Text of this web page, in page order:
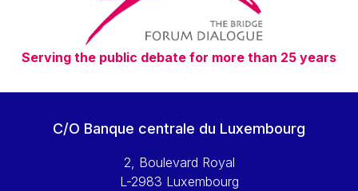
Vassilios Skouris
Vítor Manuel da Silva Caldeira
Viviane Reding
Walter Hagg
Wolfgang Ketterle
Serving the public debate for more than 25 years
C/O Banque centrale du Luxembourg
2, Boulevard Royal
L-2983 Luxembourg